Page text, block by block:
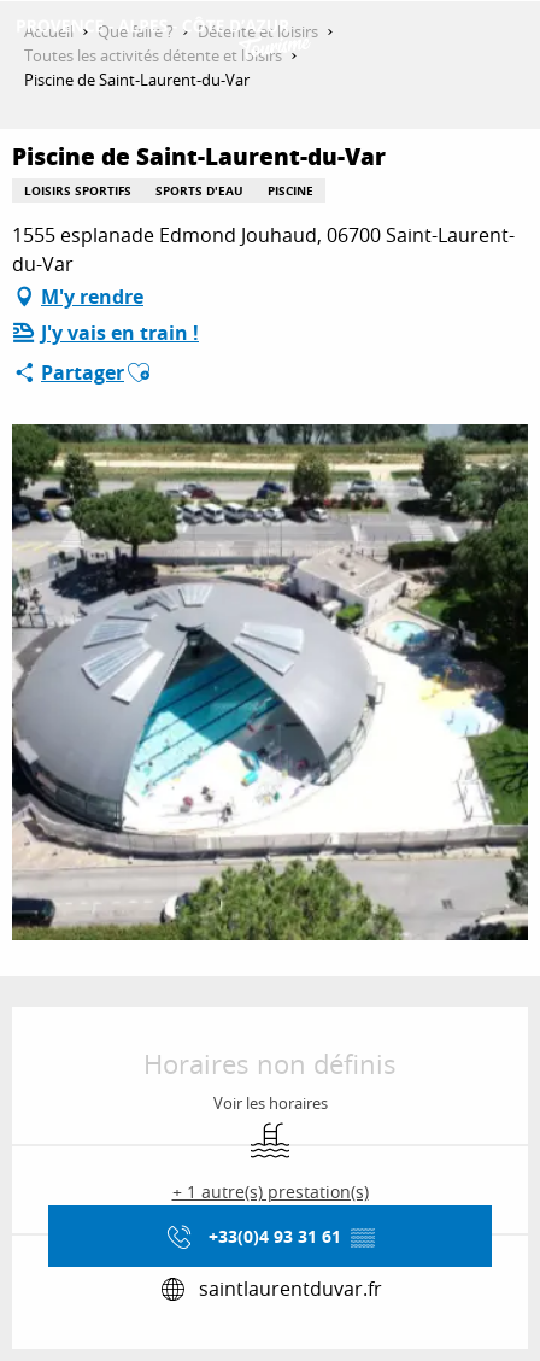
contenu
QUE FAIRE ?
SÉJOURNER
ESPACE PRO
Accueil Que faire ?
Détente et loisirs
Toutes les activités détente et loisirs
Piscine de Saint-Laurent-du-Var
Piscine de Saint-Laurent-du-Var
LOISIRS SPORTIFS SPORTS D'EAU PISCINE
1555 esplanade Edmond Jouhaud, 06700 Saint-Laurent-
du-Var
M'y rendre
J'y vais en train !
PartagerAjouter aux favoris
Horaires non définis
Voir les horaires
Piscine
+ 1 autre(s) prestation(s)
+33(0)4 93 31 61 ▒▒
saintlaurentduvar.fr